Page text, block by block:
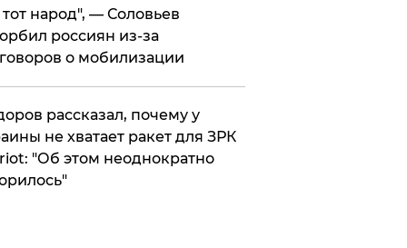
народ", — Соловьев
россиян из-за
о мобилизации
рассказал, почему у
не хватает ракет для ЗРК
"Об этом неоднократно